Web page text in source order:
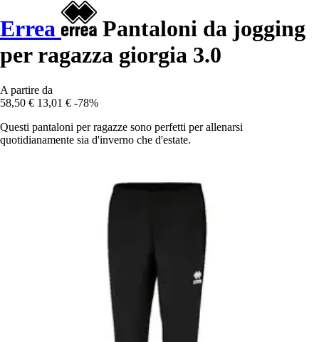
Errea
Pantaloni da jogging
per ragazza giorgia 3.0
A partire da
58,50 € 13,01 € -78%
Questi pantaloni per ragazze sono perfetti per allenarsi
quotidianamente sia d'inverno che d'estate.